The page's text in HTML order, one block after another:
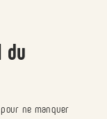
du
ne manquer